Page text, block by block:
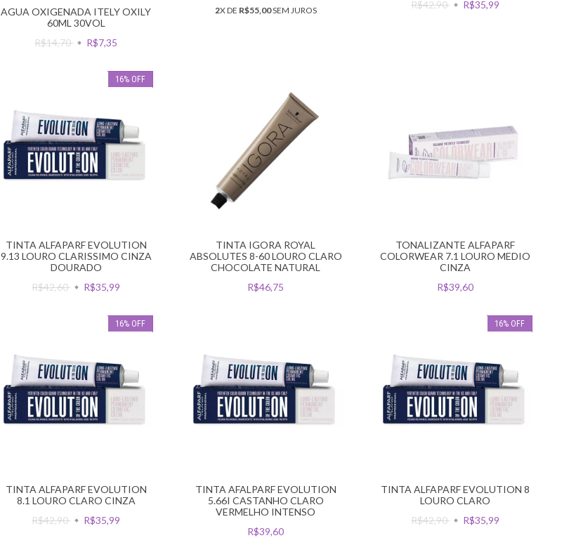
AGUA OXIGENADA ITELY OXILY
60ML 30VOL
R$14,70
R$7,35
2X DE R$55,00SEM JUROS
R$42,90
R$35,99
16% OFF
TINTA ALFAPARF EVOLUTION
9.13 LOURO CLARISSIMO CINZA
DOURADO
R$42,60
R$35,99
TINTA IGORA ROYAL
ABSOLUTES 8-60 LOURO CLARO
CHOCOLATE NATURAL
R$46,75
TONALIZANTE ALFAPARF
COLORWEAR 7.1 LOURO MEDIO
CINZA
R$39,60
16% OFF
TINTA ALFAPARF EVOLUTION
8.1 LOURO CLARO CINZA
R$42,90
R$35,99
TINTA AFALPARF EVOLUTION
5.66I CASTANHO CLARO
VERMELHO INTENSO
R$39,60
16% OFF
TINTA ALFAPARF EVOLUTION 8
LOURO CLARO
R$42,90
R$35,99